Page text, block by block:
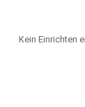
Kein Einrichten